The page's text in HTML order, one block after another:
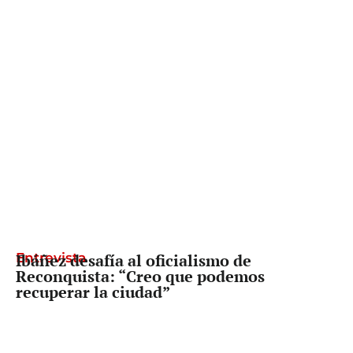
Entrevista
Ibáñez desafía al oficialismo de
Reconquista: “Creo que podemos
recuperar la ciudad”